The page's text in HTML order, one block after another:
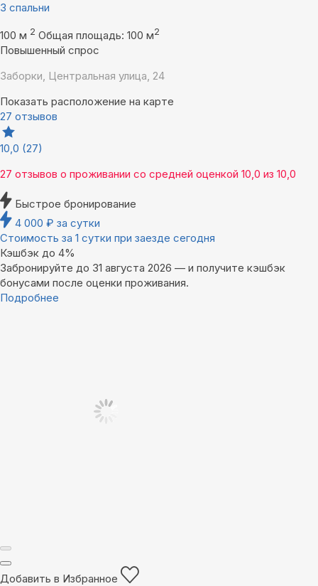
3 спальни
100 м 2 Общая площадь: 100 м2
Повышенный спрос
Заборки, Центральная улица, 24
Показать расположение на карте
27 отзывов
10,0 (27)
27 отзывов о проживании со средней оценкой 10,0 из 10,0
Быстрое бронирование
4 000 ₽ за сутки
Стоимость за 1 сутки при заезде сегодня
Кэшбэк до 4%
Забронируйте до 31 августа 2026 — и получите кэшбэк
бонусами после оценки проживания.
Подробнее
Добавить в Избранное